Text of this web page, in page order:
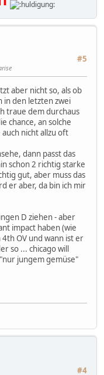
#5
aber nicht so, als ob
in den letzten zwei
traue dem durchaus
chance, an solche
nicht allzu oft
dann passt das
schon 2 richtig starke
gut, aber muss das
er aber, da bin ich mir
D ziehen - aber
impact haben (wie
OV und wann ist er
so ... chicago will
jungem gemüse"
#4